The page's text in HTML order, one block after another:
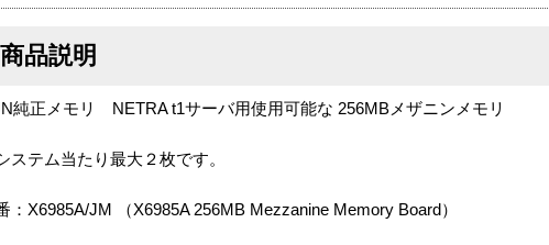
商品説明
純正メモリ NETRA t1サーバ用使用可能な 256MBメザニンメモリ
ステム当たり最大２枚です。
：X6985A/JM （X6985A 256MB Mezzanine Memory Board）